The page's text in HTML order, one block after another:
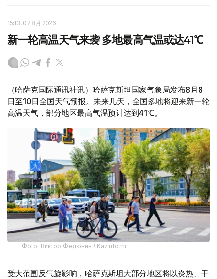
15:13, 07 8月 2026
新一轮高温天气来袭 多地最高气温或达41℃
（哈萨克国际通讯社讯）哈萨克斯坦国家气象局发布8月8
日至10日全国天气预报。未来几天，全国多地将迎来新一轮
高温天气，部分地区最高气温预计达到41℃。
Фото: Виктор Федюнин / Kazinform
受大范围反气旋影响，哈萨克斯坦大部分地区将以炎热、干